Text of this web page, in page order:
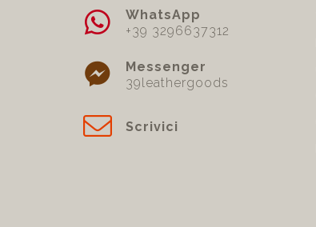
WhatsApp
+39 3296637312
Messenger
39leathergoods
Scrivici